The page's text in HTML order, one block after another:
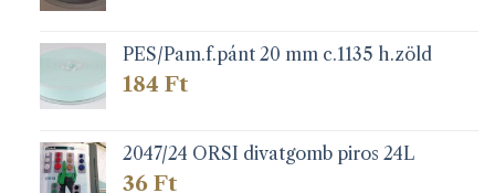
PES/Pam.f.pánt 20 mm c.1135 h.zöld
184 Ft
2047/24 ORSI divatgomb piros 24L
36 Ft